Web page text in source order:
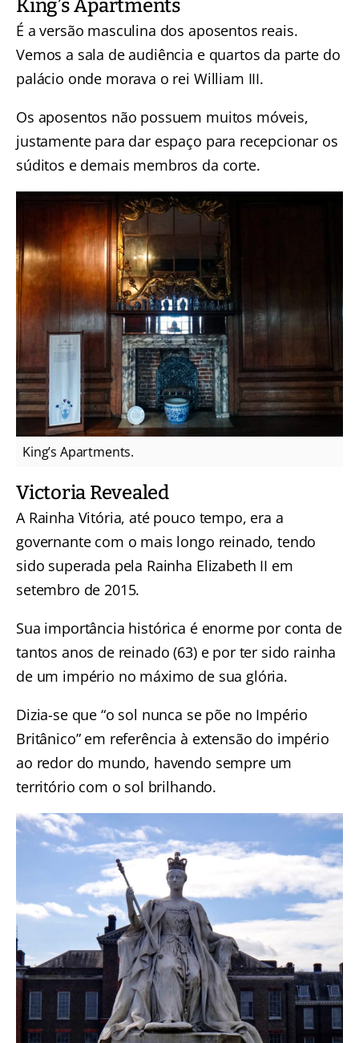
King’s Apartments
É a versão masculina dos aposentos reais.
Vemos a sala de audiência e quartos da parte do
palácio onde morava o rei William III.
Os aposentos não possuem muitos móveis,
justamente para dar espaço para recepcionar os
súditos e demais membros da corte.
King’s Apartments.
Victoria Revealed
A Rainha Vitória, até pouco tempo, era a
governante com o mais longo reinado, tendo
sido superada pela Rainha Elizabeth II em
setembro de 2015.
Sua importância histórica é enorme por conta de
tantos anos de reinado (63) e por ter sido rainha
de um império no máximo de sua glória.
Dizia-se que “o sol nunca se põe no Império
Britânico” em referência à extensão do império
ao redor do mundo, havendo sempre um
território com o sol brilhando.